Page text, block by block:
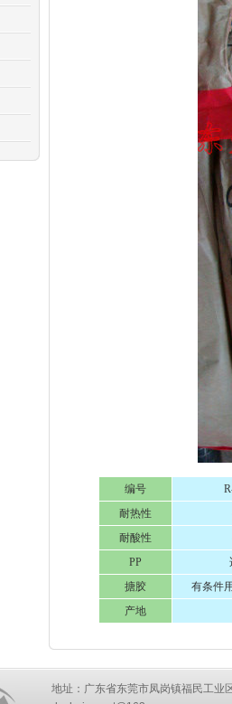
编号
耐热性
耐酸性
PP
搪胶
有条件
产地
地址：广东省东莞市凤岗镇福民工